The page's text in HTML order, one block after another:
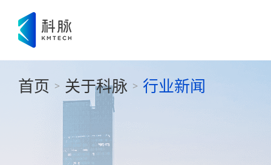
首页 > 关于科脉 > 行业新闻